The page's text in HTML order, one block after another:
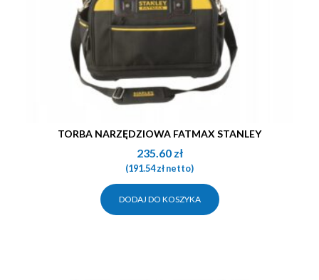
TORBA NARZĘDZIOWA FATMAX STANLEY
235.60 zł
(191.54złnetto)
DODAJ DO KOSZYKA